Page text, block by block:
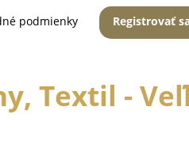
podmienky Registrovať
Textil -